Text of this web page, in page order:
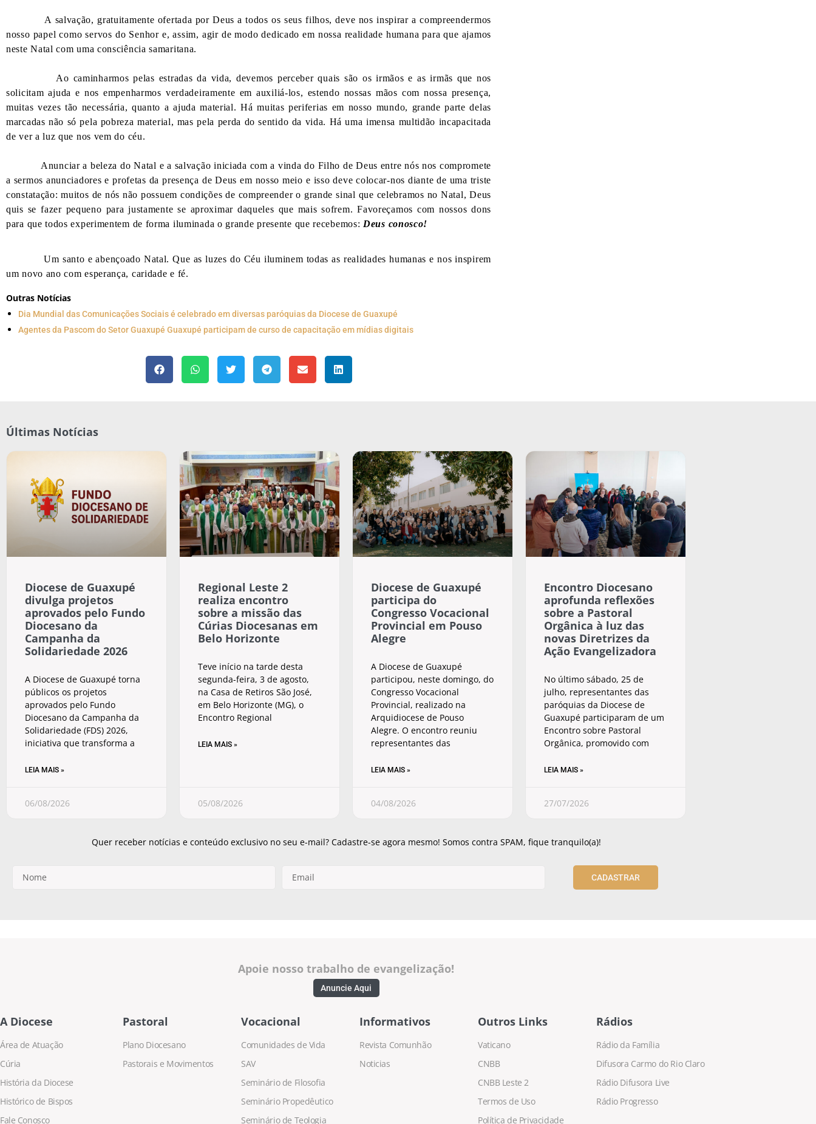
A salvação, gratuitamente ofertada por Deus a todos os seus filhos, deve nos inspirar a compreendermos
nosso papel como servos do Senhor e, assim, agir de modo dedicado em nossa realidade humana para que ajamos
neste Natal com uma consciência samaritana.
Ao caminharmos pelas estradas da vida, devemos perceber quais são os irmãos e as irmãs que nos
solicitam ajuda e nos empenharmos verdadeiramente em auxiliá-los, estendo nossas mãos com nossa presença,
muitas vezes tão necessária, quanto a ajuda material. Há muitas periferias em nosso mundo, grande parte delas
marcadas não só pela pobreza material, mas pela perda do sentido da vida. Há uma imensa multidão incapacitada
de ver a luz que nos vem do céu.
Anunciar a beleza do Natal e a salvação iniciada com a vinda do Filho de Deus entre nós nos compromete
a sermos anunciadores e profetas da presença de Deus em nosso meio e isso deve colocar-nos diante de uma triste
constatação: muitos de nós não possuem condições de compreender o grande sinal que celebramos no Natal, Deus
quis se fazer pequeno para justamente se aproximar daqueles que mais sofrem. Favoreçamos com nossos dons
para que todos experimentem de forma iluminada o grande presente que recebemos: Deus conosco!
Um santo e abençoado Natal. Que as luzes do Céu iluminem todas as realidades humanas e nos inspirem
um novo ano com esperança, caridade e fé.
Outras Notícias
Dia Mundial das Comunicações Sociais é celebrado em diversas paróquias da Diocese de Guaxupé
Agentes da Pascom do Setor Guaxupé Guaxupé participam de curso de capacitação em mídias digitais
Últimas Notícias
Diocese de Guaxupé
divulga projetos
aprovados pelo Fundo
Diocesano da
Campanha da
Solidariedade 2026
A Diocese de Guaxupé torna
públicos os projetos
aprovados pelo Fundo
Diocesano da Campanha da
Solidariedade (FDS) 2026,
iniciativa que transforma a
LEIA MAIS »
06/08/2026
Regional Leste 2
realiza encontro
sobre a missão das
Cúrias Diocesanas em
Belo Horizonte
Teve início na tarde desta
segunda-feira, 3 de agosto,
na Casa de Retiros São José,
em Belo Horizonte (MG), o
Encontro Regional
LEIA MAIS »
05/08/2026
Diocese de Guaxupé
participa do
Congresso Vocacional
Provincial em Pouso
Alegre
A Diocese de Guaxupé
participou, neste domingo, do
Congresso Vocacional
Provincial, realizado na
Arquidiocese de Pouso
Alegre. O encontro reuniu
representantes das
LEIA MAIS »
04/08/2026
Encontro Diocesano
aprofunda reflexões
sobre a Pastoral
Orgânica à luz das
novas Diretrizes da
Ação Evangelizadora
No último sábado, 25 de
julho, representantes das
paróquias da Diocese de
Guaxupé participaram de um
Encontro sobre Pastoral
Orgânica, promovido com
LEIA MAIS »
27/07/2026
Quer receber notícias e conteúdo exclusivo no seu e-mail? Cadastre-se agora mesmo! Somos contra SPAM, fique tranquilo(a)!
CADASTRAR
Apoie nosso trabalho de evangelização!
Anuncie Aqui
A Diocese
Área de Atuação
Cúria
História da Diocese
Histórico de Bispos
Fale Conosco
Pastoral
Plano Diocesano
Pastorais e Movimentos
Vocacional
Comunidades de Vida
SAV
Seminário de Filosofia
Seminário Propedêutico
Seminário de Teologia
Informativos
Revista Comunhão
Noticias
Outros Links
Vaticano
CNBB
CNBB Leste 2
Termos de Uso
Política de Privacidade
Rádios
Rádio da Família
Difusora Carmo do Rio Claro
Rádio Difusora Live
Rádio Progresso